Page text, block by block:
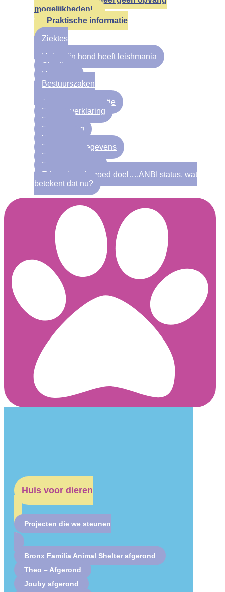
mogelijkheden!
Praktische informatie
Ziektes
Help mijn hond heeft leishmania
Giardia
Hartworm
Bestuurszaken
Algemene informatie
Privacy verklaring
Bestuur
Doelstelling
Werkwijze
Financiële gegevens
Beleidsplan
Beloningsbeleid
Erkenning als goed doel….ANBI status, wat
betekent dat nu?
Huis voor dieren
Projecten die we steunen
Bronx Familia Animal Shelter afgerond
Theo – Afgerond
Jouby afgerond